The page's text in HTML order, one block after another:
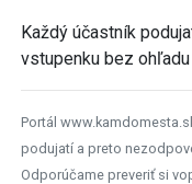
Každý účastník
vstupenku bez ohľadu
Portál
podujatí a preto
Odporúčame preveriť si